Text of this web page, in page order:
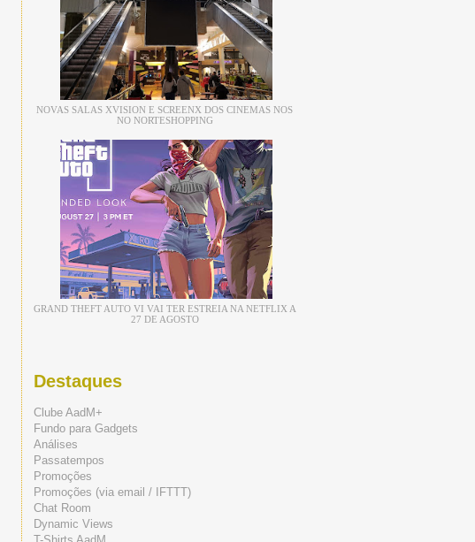
NOVAS SALAS XVISION E SCREENX DOS CINEMAS NOS
NO NORTESHOPPING
GRAND THEFT AUTO VI VAI TER ESTREIA NA NETFLIX A
27 DE AGOSTO
Destaques
Clube AadM+
Fundo para Gadgets
Análises
Passatempos
Promoções
Promoções (via email / IFTTT)
Chat Room
Dynamic Views
T-Shirts AadM